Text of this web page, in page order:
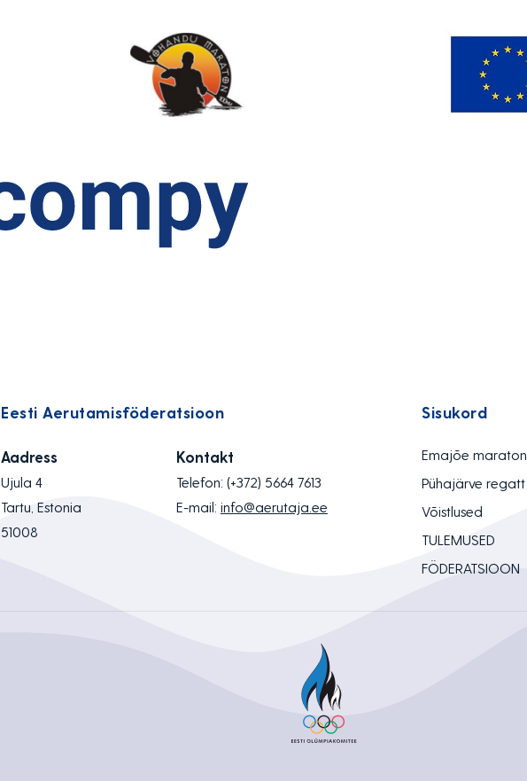
Eesti Aerutamisföderatsioon
Aadress
Ujula 4
Tartu, Estonia
51008
Kontakt
Telefon: (+372) 5664 7613
E-mail: info@aerutaja.ee
Sisukord
Emajõe maraton
Pühajärve regatt
Võistlused
TULEMUSED
FÖDERATSIOON